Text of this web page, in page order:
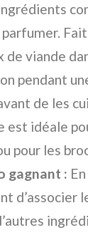
de viande
pendant
de les
est idéale
pour les
gagnant :
d’associer